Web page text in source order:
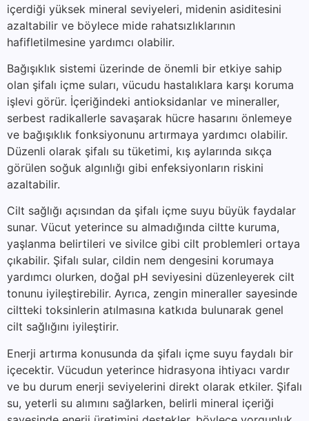
içerdiği yüksek mineral seviyeleri, midenin asiditesini
azaltabilir ve böylece mide rahatsızlıklarının
hafifletilmesine yardımcı olabilir.
Bağışıklık sistemi üzerinde de önemli bir etkiye sahip
olan şifalı içme suları, vücudu hastalıklara karşı koruma
işlevi görür. İçeriğindeki antioksidanlar ve mineraller,
serbest radikallerle savaşarak hücre hasarını önlemeye
ve bağışıklık fonksiyonunu artırmaya yardımcı olabilir.
Düzenli olarak şifalı su tüketimi, kış aylarında sıkça
görülen soğuk algınlığı gibi enfeksiyonların riskini
azaltabilir.
Cilt sağlığı açısından da şifalı içme suyu büyük faydalar
sunar. Vücut yeterince su almadığında ciltte kuruma,
yaşlanma belirtileri ve sivilce gibi cilt problemleri ortaya
çıkabilir. Şifalı sular, cildin nem dengesini korumaya
yardımcı olurken, doğal pH seviyesini düzenleyerek cilt
tonunu iyileştirebilir. Ayrıca, zengin mineraller sayesinde
ciltteki toksinlerin atılmasına katkıda bulunarak genel
cilt sağlığını iyileştirir.
Enerji artırma konusunda da şifalı içme suyu faydalı bir
içecektir. Vücudun yeterince hidrasyona ihtiyacı vardır
ve bu durum enerji seviyelerini direkt olarak etkiler. Şifalı
su, yeterli su alımını sağlarken, belirli mineral içeriği